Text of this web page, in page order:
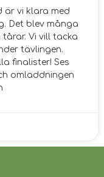
är vi klara med
Det blev många
Vi vill tacka
tävlingen.
finalister! Ses
omladdningen